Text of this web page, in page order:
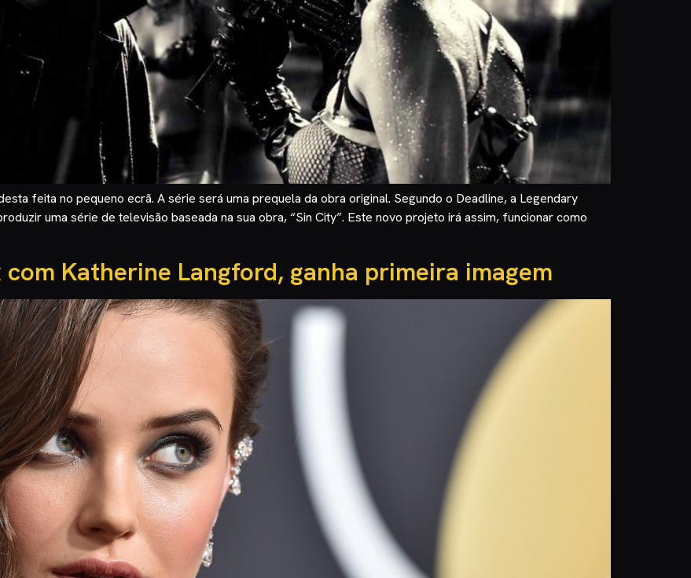
feita no pequeno ecrã. A série será uma prequela da obra original. Segundo o Deadline, a Legendary
uma série de televisão baseada na sua obra, “Sin City”. Este novo projeto irá assim, funcionar como
Katherine Langford, ganha primeira imagem